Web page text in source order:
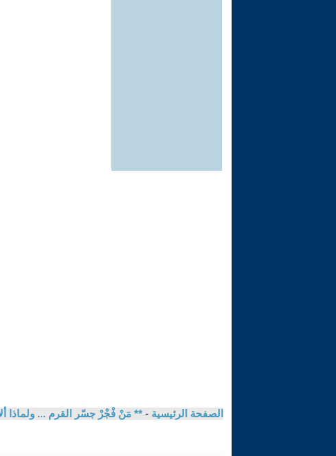
الصفحة الرئيسية - ** مَنْ فْجْرْ جسّر القرم ... ولماذا